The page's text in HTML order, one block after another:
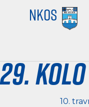
NKOS
29. kolo
10.